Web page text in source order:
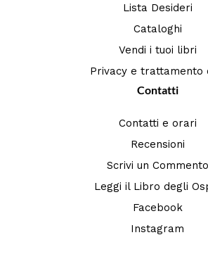
Lista Desideri
Cataloghi
Vendi i tuoi libri
Privacy e trattamento
Contatti
Contatti e orari
Recensioni
Scrivi un Commento
Leggi il Libro degli
Facebook
Instagram